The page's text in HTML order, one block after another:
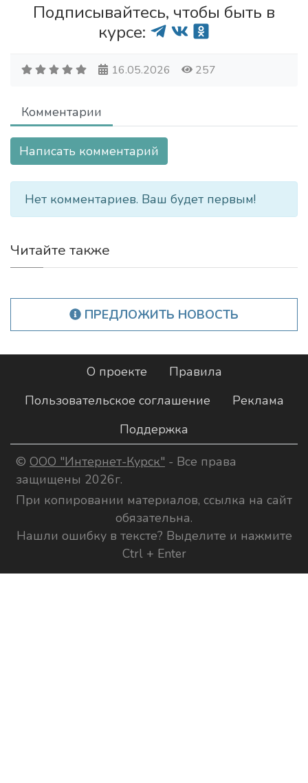
Подписывайтесь, чтобы быть в
курсе:
16.05.2026 257
Комментарии
Написать комментарий
Нет комментариев. Ваш будет первым!
Читайте также
ПРЕДЛОЖИТЬ НОВОСТЬ
О проекте
Правила
Пользовательское соглашение
Реклама
Поддержка
© ООО "Интернет-Курск" - Все права
защищены 2026г.
При копировании материалов, ссылка на сайт
обязательна.
Нашли ошибку в тексте? Выделите и нажмите
Ctrl + Enter